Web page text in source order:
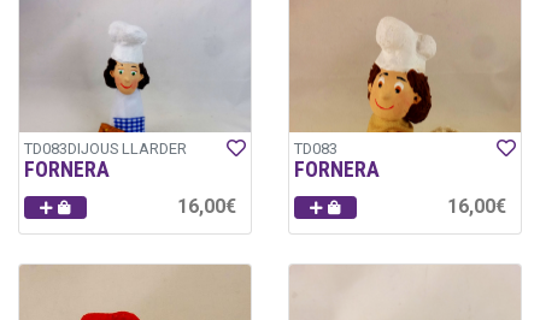
TD083DIJOUS LLARDER
FORNERA
16,00€
TD083
FORNERA
16,00€